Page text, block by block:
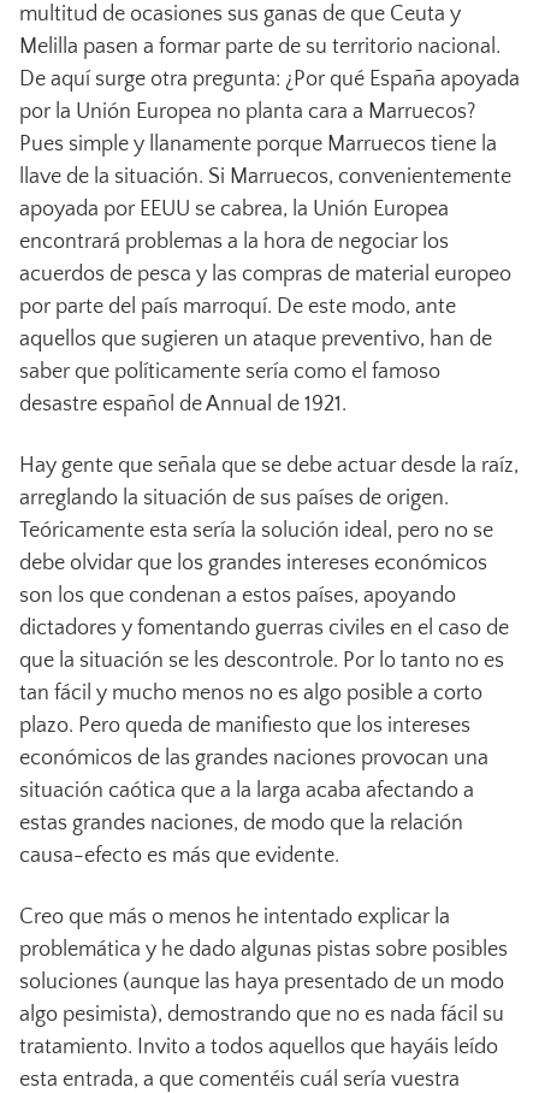
multitud de ocasiones sus ganas de que Ceuta y
Melilla pasen a formar parte de su territorio nacional.
De aquí surge otra pregunta: ¿Por qué España apoyada
por la Unión Europea no planta cara a Marruecos?
Pues simple y llanamente porque Marruecos tiene la
llave de la situación. Si Marruecos, convenientemente
apoyada por EEUU se cabrea, la Unión Europea
encontrará problemas a la hora de negociar los
acuerdos de pesca y las compras de material europeo
por parte del país marroquí. De este modo, ante
aquellos que sugieren un ataque preventivo, han de
saber que políticamente sería como el famoso
desastre español de Annual de 1921.
Hay gente que señala que se debe actuar desde la raíz,
arreglando la situación de sus países de origen.
Teóricamente esta sería la solución ideal, pero no se
debe olvidar que los grandes intereses económicos
son los que condenan a estos países, apoyando
dictadores y fomentando guerras civiles en el caso de
que la situación se les descontrole. Por lo tanto no es
tan fácil y mucho menos no es algo posible a corto
plazo. Pero queda de manifiesto que los intereses
económicos de las grandes naciones provocan una
situación caótica que a la larga acaba afectando a
estas grandes naciones, de modo que la relación
causa-efecto es más que evidente.
Creo que más o menos he intentado explicar la
problemática y he dado algunas pistas sobre posibles
soluciones (aunque las haya presentado de un modo
algo pesimista), demostrando que no es nada fácil su
tratamiento. Invito a todos aquellos que hayáis leído
esta entrada, a que comentéis cuál sería vuestra